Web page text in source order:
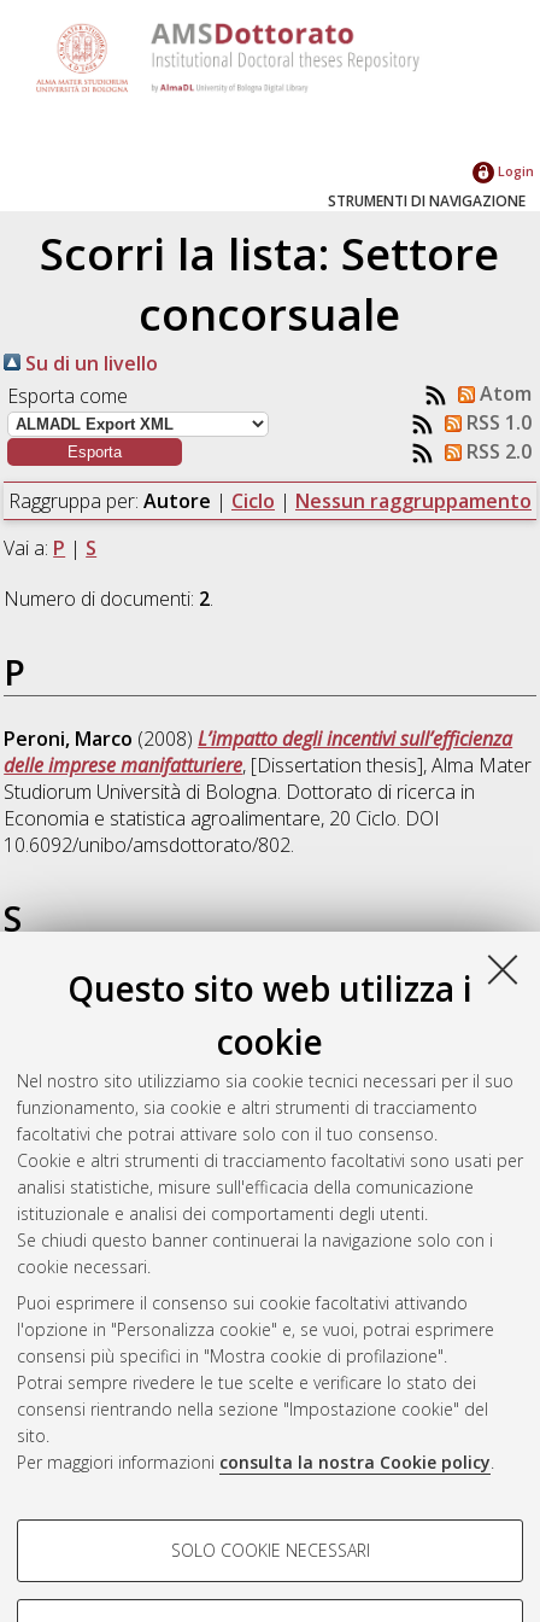
Questo sito web utilizza i
cookie
Nel nostro sito utilizziamo sia cookie tecnici necessari per il suo
funzionamento, sia cookie e altri strumenti di tracciamento
facoltativi che potrai attivare solo con il tuo consenso.
Cookie e altri strumenti di tracciamento facoltativi sono usati per
analisi statistiche, misure sull'efficacia della comunicazione
istituzionale e analisi dei comportamenti degli utenti.
Se chiudi questo banner continuerai la navigazione solo con i
cookie necessari.
Puoi esprimere il consenso sui cookie facoltativi attivando
l'opzione in "Personalizza cookie" e, se vuoi, potrai esprimere
consensi più specifici in "Mostra cookie di profilazione".
Potrai sempre rivedere le tue scelte e verificare lo stato dei
consensi rientrando nella sezione "Impostazione cookie" del
sito.
Per maggiori informazioni consulta la nostra Cookie policy.
COOKIE DI PROFILAZIONE -
Si tratta di cookie utilizzati per analizzare le caratteristiche della
SOLO COOKIE NECESSARI
Login
STRUMENTI DI NAVIGAZIONE
Scorri la lista: Settore
concorsuale
Su di un livello
Esporta come
Atom
RSS 1.0
RSS 2.0
Raggruppa per: Autore | Ciclo | Nessun raggruppamento
Vai a: P | S
Numero di documenti: 2.
P
Peroni, Marco (2008)L’impatto degli incentivi sull’efficienza
delle imprese manifatturiere, [Dissertation thesis], Alma Mater
Studiorum Università di Bologna. Dottorato di ricerca in
Economia e statistica agroalimentare, 20 Ciclo. DOI
10.6092/unibo/amsdottorato/802.
S
Sandri, Elisa(2008)Un’analisi statistico – economica
dell’impatto delle norme WHO su nutrizione e salute,
[Dissertation thesis], Alma Mater Studiorum Università di
Bologna. Dottorato di ricerca inEconomia e statistica
agroalimentare , 20 Ciclo. DOI
10.6092/unibo/amsdottorato/801.
Questa lista e' stata generata ilMon Aug 10 20:36:12 2026
Atom
Rss 1.0
Rss 2.0
ISSN: 2038-7946
Impostazioni Cookie
Informativa sulla privacy
Condizioni d’uso del sito